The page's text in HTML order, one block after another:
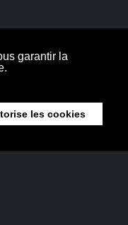
garantir la
les cookies